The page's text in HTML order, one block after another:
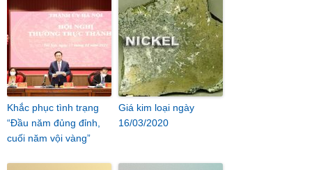
Khắc phục tình trạng
“Đầu năm đủng đỉnh,
cuối năm vội vàng”
Giá kim loại ngày
16/03/2020